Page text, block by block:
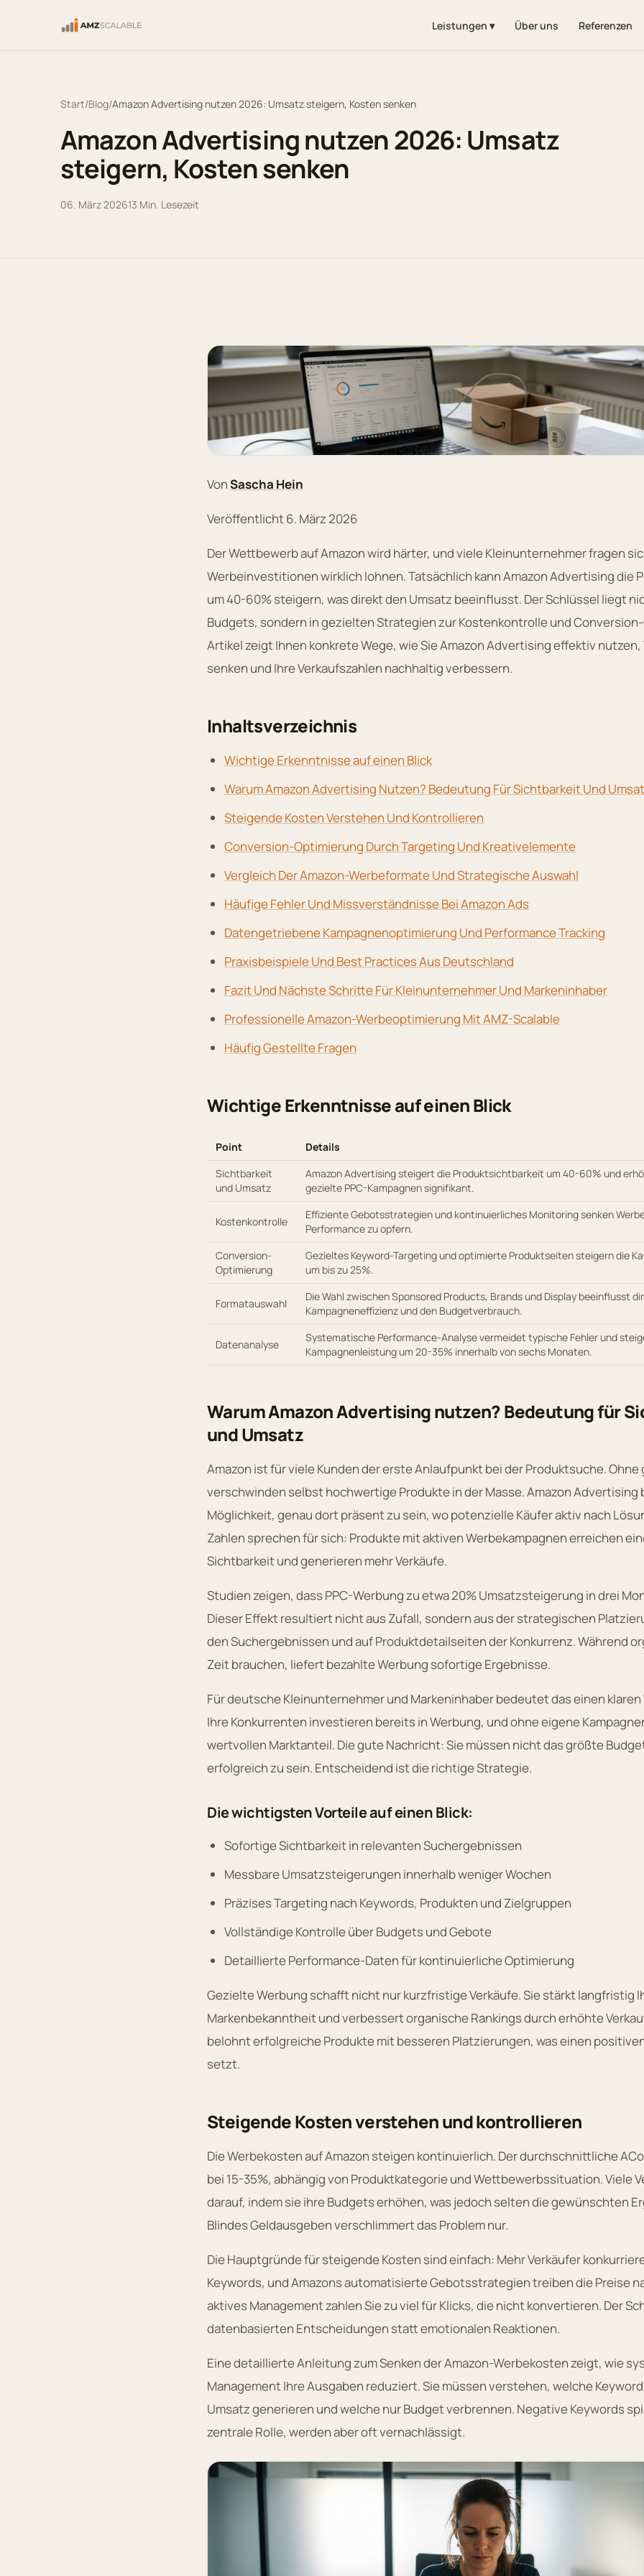
Leistungen ▾ Über uns Referenzen
Start/Blog/Amazon Advertising nutzen 2026: Umsatz steigern, Kosten senken
Amazon Advertising nutzen 2026: Umsatz
steigern, Kosten senken
06. März 202613 Min. Lesezeit
VonSascha Hein
Veröffentlicht 6. März 2026
Der Wettbewerb auf Amazon wird härter, und viele Kleinunternehmer fragen
Werbeinvestitionen wirklich lohnen. Tatsächlich kann Amazon Advertising die
um 40-60% steigern, was direkt den Umsatz beeinflusst. Der Schlüssel liegt
Budgets, sondern in gezielten Strategien zur Kostenkontrolle und
Artikel zeigt Ihnen konkrete Wege, wie Sie Amazon Advertising effektiv
senken und Ihre Verkaufszahlen nachhaltig verbessern.
Inhaltsverzeichnis
Wichtige Erkenntnisse auf einen Blick
Warum Amazon Advertising Nutzen? Bedeutung Für Sichtbarkeit Und
Steigende Kosten Verstehen Und Kontrollieren
Conversion-Optimierung Durch Targeting Und Kreativelemente
Vergleich Der Amazon-Werbeformate Und Strategische Auswahl
Häufige Fehler Und Missverständnisse Bei Amazon Ads
Datengetriebene Kampagnenoptimierung Und Performance Tracking
Praxisbeispiele Und Best Practices Aus Deutschland
Fazit Und Nächste Schritte Für Kleinunternehmer Und Markeninhaber
Professionelle Amazon-Werbeoptimierung Mit AMZ-Scalable
Häufig Gestellte Fragen
Wichtige Erkenntnisse auf einen Blick
Point
Details
Sichtbarkeit
und Umsatz
Amazon Advertising steigert die Produktsichtbarkeit um 40-60% und
gezielte PPC-Kampagnen signifikant.
Kostenkontrolle
Effiziente Gebotsstrategien und kontinuierliches Monitoring senken
Performance zu opfern.
Conversion-
Optimierung
Gezieltes Keyword-Targeting und optimierte Produktseiten steigern die
um bis zu 25%.
Formatauswahl
Die Wahl zwischen Sponsored Products, Brands und Display beeinflusst
Kampagneneffizienz und den Budgetverbrauch.
Datenanalyse
Systematische Performance-Analyse vermeidet typische Fehler und
Kampagnenleistung um 20-35% innerhalb von sechs Monaten.
Warum Amazon Advertising nutzen? Bedeutung für
und Umsatz
Amazon ist für viele Kunden der erste Anlaufpunkt bei der Produktsuche.
verschwinden selbst hochwertige Produkte in der Masse. Amazon Advertising
Möglichkeit, genau dort präsent zu sein, wo potenzielle Käufer aktiv nach
Zahlen sprechen für sich: Produkte mit aktiven Werbekampagnen erreichen
Sichtbarkeit und generieren mehr Verkäufe.
Studien zeigen, dass PPC-Werbung zu etwa 20% Umsatzsteigerung in drei
Dieser Effekt resultiert nicht aus Zufall, sondern aus der strategischen
den Suchergebnissen und auf Produktdetailseiten der Konkurrenz. Während
Zeit brauchen, liefert bezahlte Werbung sofortige Ergebnisse.
Für deutsche Kleinunternehmer und Markeninhaber bedeutet das einen
Ihre Konkurrenten investieren bereits in Werbung, und ohne eigene
wertvollen Marktanteil. Die gute Nachricht: Sie müssen nicht das größte
erfolgreich zu sein. Entscheidend ist die richtige Strategie.
Die wichtigsten Vorteile auf einen Blick:
Sofortige Sichtbarkeit in relevanten Suchergebnissen
Messbare Umsatzsteigerungen innerhalb weniger Wochen
Präzises Targeting nach Keywords, Produkten und Zielgruppen
Vollständige Kontrolle über Budgets und Gebote
Detaillierte Performance-Daten für kontinuierliche Optimierung
Gezielte Werbung schafft nicht nur kurzfristige Verkäufe. Sie stärkt langfristig
Markenbekanntheit und verbessert organische Rankings durch erhöhte
belohnt erfolgreiche Produkte mit besseren Platzierungen, was einen
setzt.
Steigende Kosten verstehen und kontrollieren
Die Werbekosten auf Amazon steigen kontinuierlich. Der durchschnittliche
bei 15-35%, abhängig von Produktkategorie und Wettbewerbssituation. Viele
darauf, indem sie ihre Budgets erhöhen, was jedoch selten die gewünschten
Blindes Geldausgeben verschlimmert das Problem nur.
Die Hauptgründe für steigende Kosten sind einfach: Mehr Verkäufer
Keywords, und Amazons automatisierte Gebotsstrategien treiben die Preise
aktives Management zahlen Sie zu viel für Klicks, die nicht konvertieren. Der
datenbasierten Entscheidungen statt emotionalen Reaktionen.
Eine detaillierte Anleitung zum Senken der Amazon-Werbekosten zeigt, wie
Management Ihre Ausgaben reduziert. Sie müssen verstehen, welche
Umsatz generieren und welche nur Budget verbrennen. Negative Keywords
zentrale Rolle, werden aber oft vernachlässigt.